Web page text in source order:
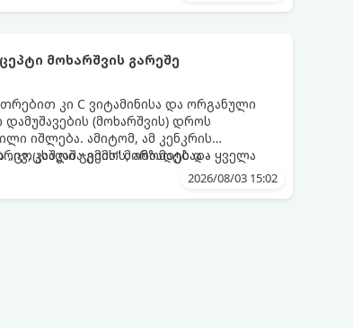
მოხარშვის გარეშე
კი C ვიტამინისა და ორგანული
(მოხარშვის) დროს
იშლება. ამიტომ, ამ კენკრის
ჯემის“ მომზადებაა -
კაშკაშა გემოს, არომატს და ყველა
2026/08/03 15:02